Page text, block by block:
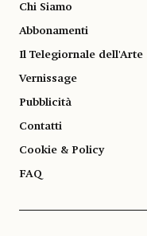
Chi Siamo
Abbonamenti
Il Telegiornale dell'Arte
Vernissage
Pubblicità
Contatti
Cookie & Policy
FAQ